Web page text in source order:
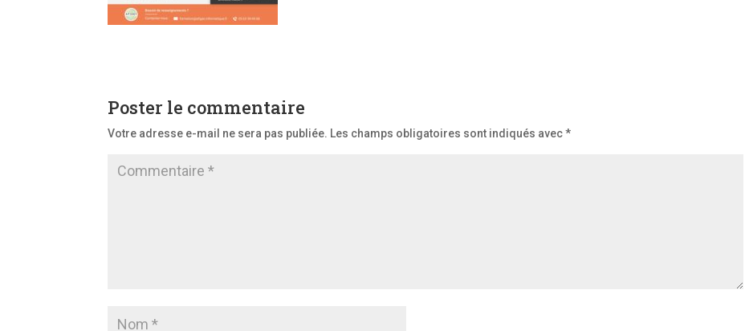
Poster le commentaire
Votre adresse e-mail ne sera pas publiée. Les champs obligatoires sont indiqués avec*